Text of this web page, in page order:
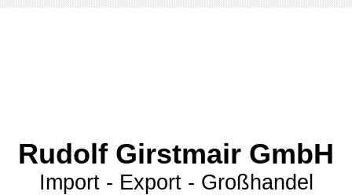
Rudolf Girstmair GmbH
Import - Export - Großhandel